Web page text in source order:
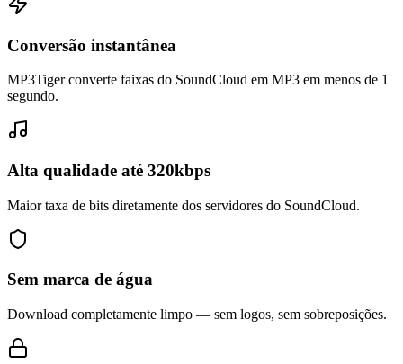
Conversão instantânea
MP3Tiger converte faixas do SoundCloud em MP3 em menos de 1
segundo.
Alta qualidade até 320kbps
Maior taxa de bits diretamente dos servidores do SoundCloud.
Sem marca de água
Download completamente limpo — sem logos, sem sobreposições.